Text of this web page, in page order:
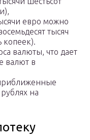
евро можно
тысяч
копеек).
валюты, что дает
валют в
на